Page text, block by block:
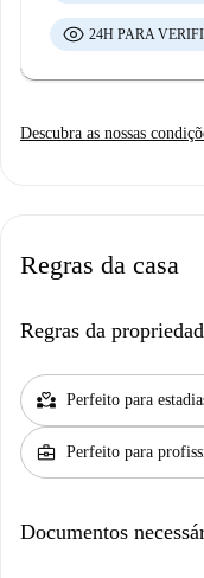
24H PARA
Descubra as nossas
Regras da casa
Regras da
partner_heart Perfeito para
business_center Perfeito para
Documentos